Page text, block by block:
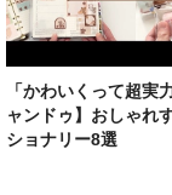
「かわいくって超実
ャンドゥ】おしゃれ
ショナリー8選